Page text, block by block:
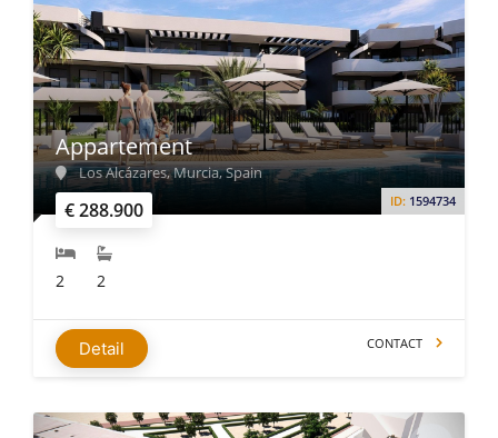
€ 288.900 ID: 1594734
Appartement
Los Alcázares, Murcia, Spain
2 2
Detail CONTACT